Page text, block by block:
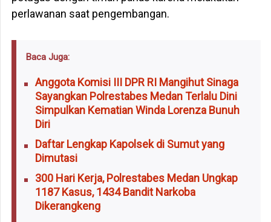
perlawanan saat pengembangan.
Baca Juga:
Anggota Komisi III DPR RI Mangihut Sinaga
Sayangkan Polrestabes Medan Terlalu Dini
Simpulkan Kematian Winda Lorenza Bunuh
Diri
Daftar Lengkap Kapolsek di Sumut yang
Dimutasi
300 Hari Kerja, Polrestabes Medan Ungkap
1187 Kasus, 1434 Bandit Narkoba
Dikerangkeng